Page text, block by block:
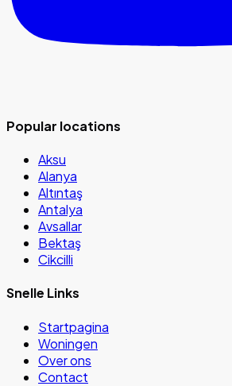
Popular locations
Aksu
Alanya
Altıntaş
Antalya
Avsallar
Bektaş
Cikcilli
Snelle Links
Startpagina
Woningen
Over ons
Contact